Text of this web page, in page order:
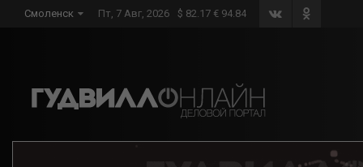
Смоленск Пт, 7 Авг, 2026 $ 82.17 € 94.84